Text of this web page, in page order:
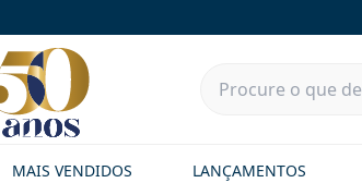
MAIS VENDIDOS LANÇAMENTOS